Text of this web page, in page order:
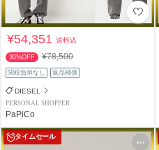
¥54,351送料込
30%OFF ¥78,500
関税負担なし 返品補償
DIESEL
PERSONAL SHOPPER
PaPiCo
タイムセール